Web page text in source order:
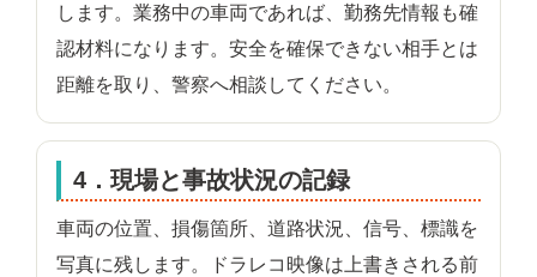
します。業務中の車両であれば、勤務先情報も確
認材料になります。安全を確保できない相手とは
距離を取り、警察へ相談してください。
4．現場と事故状況の記録
車両の位置、損傷箇所、道路状況、信号、標識を
写真に残します。ドラレコ映像は上書きされる前